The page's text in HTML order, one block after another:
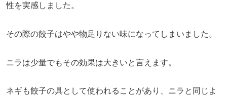
性を実感しました。
その際の餃子はやや物足りない味になってしまいました。
ニラは少量でもその効果は大きいと言えます。
ネギも餃子の具として使われることがあり、ニラと同じよ